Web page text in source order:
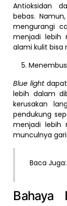
Antioksidan
bebas.
mengurangi
menjadi lebih
alami kulit bisa
Blue light
lebih dalam
kerusakan
pendukung
menjadi lebih
munculnya
Baca